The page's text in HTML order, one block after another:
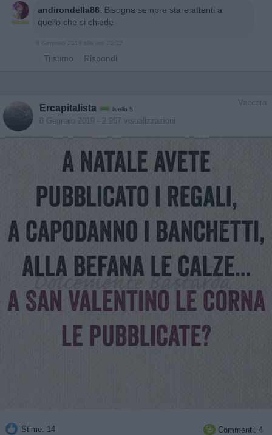
andirondella86: Bisogna sempre stare attenti a
quello che si chiede
8 Gennaio 2019 alle ore 20:32
· Ti stimo · Rispondi
Vaccata
Ercapitalista livello 5
8 Gennaio 2019 - 2.957 visualizzazioni
Stime: 14  Commenti: 4